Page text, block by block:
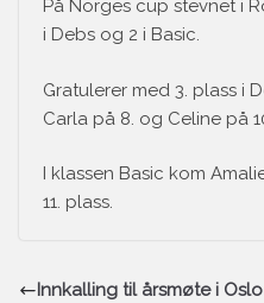
På Norges cup stevnet i
i Debs og 2 i Basic.
Gratulerer med 3. plass i
Carla på 8. og Celine på
I klassen Basic kom
11. plass.
Innkalling til årsmøte i